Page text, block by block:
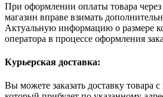
При оформлении оплаты товара
магазин вправе взимать
Актуальную информацию о размере
оператора в процессе оформления
Курьерская доставка:
Вы можете заказать доставку товара